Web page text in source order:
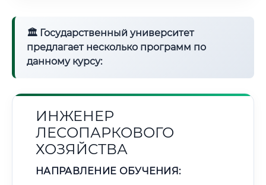
🏛 Государственный университет
предлагает несколько программ по
данному курсу:
ИНЖЕНЕР
ЛЕСОПАРКОВОГО
ХОЗЯЙСТВА
НАПРАВЛЕНИЕ ОБУЧЕНИЯ: